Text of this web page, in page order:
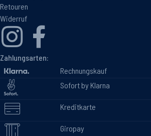
Retouren
Widerruf
Zahlungsarten:
Rechnungskauf
Sofort by Klarna
Kreditkarte
Giropay